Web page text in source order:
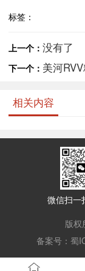
标签：
上一个： 没有了
下一个： 美河
相关内容
微信扫一
版权
备案号： 蜀